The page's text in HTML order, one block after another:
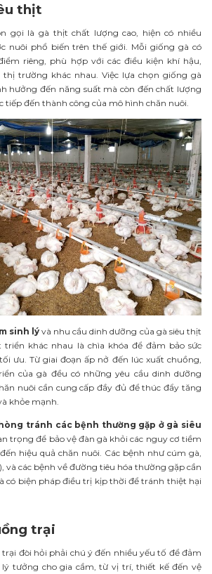
thịt
gọi là gà thịt chất lượng cao, hiện có nhiều
nuôi phổ biến trên thế giới. Mỗi giống gà có
riêng, phù hợp với các điều kiện khí hậu,
trường khác nhau. Việc lựa chọn giống gà
hưởng đến năng suất mà còn đến chất lượng
đến thành công của mô hình chăn nuôi.
sinh lývà nhu cầu dinh dưỡng của gà siêu thịt
triển khác nhau là chìa khóa để đảm bảo sức
ưu. Từ giai đoạn ấp nở đến lúc xuất chuồng,
của gà đều có những yêu cầu dinh dưỡng
nuôi cần cung cấp đầy đủ để thúc đẩy tăng
khỏe mạnh.
tránh các bệnh thường gặp ở gà siêu
trọng để bảo vệ đàn gà khỏi các nguy cơ tiềm
hiệu quả chăn nuôi. Các bệnh như cúm gà,
và các bệnh về đường tiêu hóa thường gặp cần
có biện pháp điều trị kịp thời để tránh thiệt hại
trại
trại đòi hỏi phải chú ý đến nhiều yếu tố để đảm
tưởng cho gia cầm, từ vị trí, thiết kế đến vệ